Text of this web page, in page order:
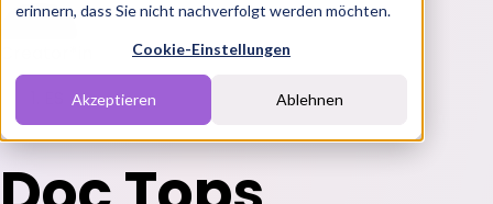
erinnern, dass Sie nicht nachverfolgt werden möchten.
Cookie-Einstellungen
Akzeptieren Ablehnen